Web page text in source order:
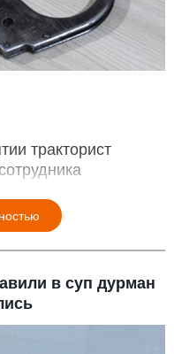
тракторист
в суп дурман